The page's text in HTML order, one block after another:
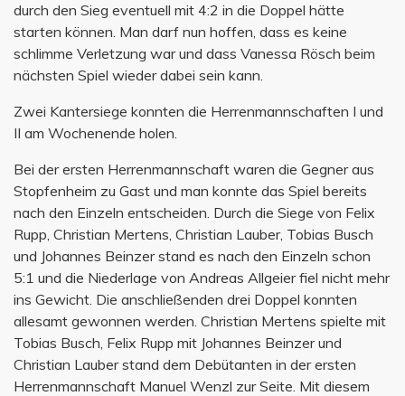
durch den Sieg eventuell mit 4:2 in die Doppel hätte
starten können. Man darf nun hoffen, dass es keine
schlimme Verletzung war und dass Vanessa Rösch beim
nächsten Spiel wieder dabei sein kann.
Zwei Kantersiege konnten die Herrenmannschaften I und
II am Wochenende holen.
Bei der ersten Herrenmannschaft waren die Gegner aus
Stopfenheim zu Gast und man konnte das Spiel bereits
nach den Einzeln entscheiden. Durch die Siege von Felix
Rupp, Christian Mertens, Christian Lauber, Tobias Busch
und Johannes Beinzer stand es nach den Einzeln schon
5:1 und die Niederlage von Andreas Allgeier fiel nicht mehr
ins Gewicht. Die anschließenden drei Doppel konnten
allesamt gewonnen werden. Christian Mertens spielte mit
Tobias Busch, Felix Rupp mit Johannes Beinzer und
Christian Lauber stand dem Debütanten in der ersten
Herrenmannschaft Manuel Wenzl zur Seite. Mit diesem